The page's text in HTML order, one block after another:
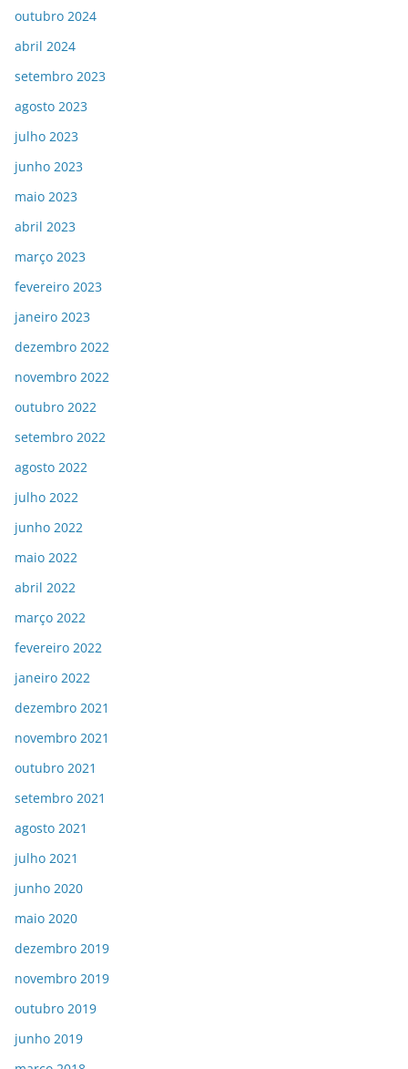
outubro 2024
abril 2024
setembro 2023
agosto 2023
julho 2023
junho 2023
maio 2023
abril 2023
março 2023
fevereiro 2023
janeiro 2023
dezembro 2022
novembro 2022
outubro 2022
setembro 2022
agosto 2022
julho 2022
junho 2022
maio 2022
abril 2022
março 2022
fevereiro 2022
janeiro 2022
dezembro 2021
novembro 2021
outubro 2021
setembro 2021
agosto 2021
julho 2021
junho 2020
maio 2020
dezembro 2019
novembro 2019
outubro 2019
junho 2019